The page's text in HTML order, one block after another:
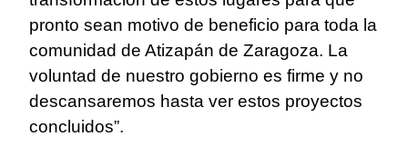
pronto sean motivo de beneficio para toda la
comunidad de Atizapán de Zaragoza. La
voluntad de nuestro gobierno es firme y no
descansaremos hasta ver estos proyectos
concluidos”.